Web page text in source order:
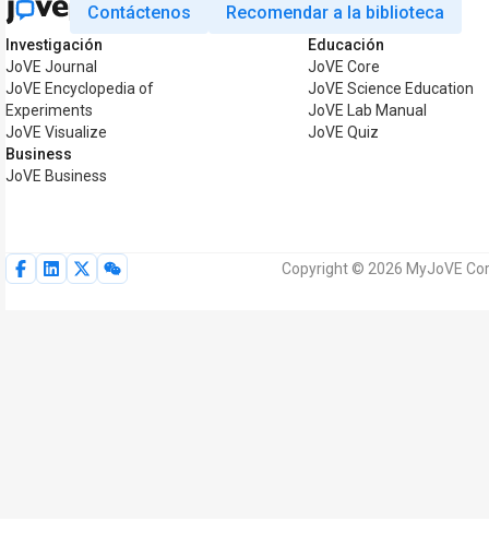
Contáctenos Recomendar a la biblioteca
Investigación
JoVE Journal
JoVE Encyclopedia of
Experiments
JoVE Visualize
Business
JoVE Business
Educación
JoVE Core
JoVE Science Education
JoVE Lab Manual
JoVE Quiz
Copyright © 2026 MyJoVE